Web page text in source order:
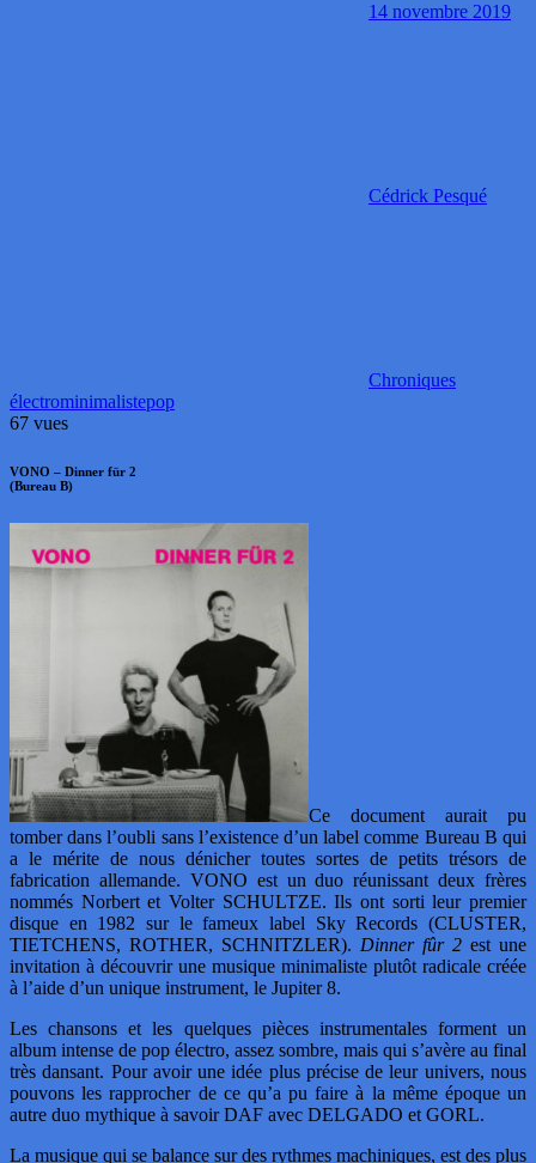
14 novembre 2019
Cédrick Pesqué
Chroniques
électrominimalistepop
67 vues
VONO – Dinner für 2
(Bureau B)
Ce document aurait pu
tomber dans l’oubli sans l’existence d’un label comme Bureau B qui
a le mérite de nous dénicher toutes sortes de petits trésors de
fabrication allemande. VONO est un duo réunissant deux frères
nommés Norbert et Volter SCHULTZE. Ils ont sorti leur premier
disque en 1982 sur le fameux label Sky Records (CLUSTER,
TIETCHENS, ROTHER, SCHNITZLER). Dinner fûr 2 est une
invitation à découvrir une musique minimaliste plutôt radicale créée
à l’aide d’un unique instrument, le Jupiter 8.
Les chansons et les quelques pièces instrumentales forment un
album intense de pop électro, assez sombre, mais qui s’avère au final
très dansant. Pour avoir une idée plus précise de leur univers, nous
pouvons les rapprocher de ce qu’a pu faire à la même époque un
autre duo mythique à savoir DAF avec DELGADO et GORL.
La musique qui se balance sur des rythmes machiniques, est des plus